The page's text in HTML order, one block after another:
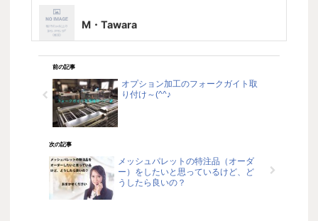
M・Tawara
前の記事
オプション加工のフォークガイト取
り付け～(^^♪
次の記事
メッシュパレットの特注品（オーダ
ー）をしたいと思っているけど、ど
うしたら良いの？